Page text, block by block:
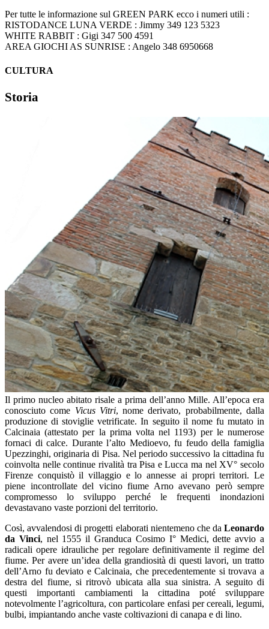
Per tutte le informazione sul GREEN PARK ecco i numeri utili :
RISTODANCE LUNA VERDE : Jimmy 349 123 5323
WHITE RABBIT : Gigi 347 500 4591
AREA GIOCHI AS SUNRISE : Angelo 348 6950668
CULTURA
Storia
Il primo nucleo abitato risale a prima dell’anno Mille. All’epoca era
conosciuto come Vicus Vitri, nome derivato, probabilmente, dalla
produzione di stoviglie vetrificate. In seguito il nome fu mutato in
Calcinaia (attestato per la prima volta nel 1193) per le numerose
fornaci di calce. Durante l’alto Medioevo, fu feudo della famiglia
Upezzinghi, originaria di Pisa. Nel periodo successivo la cittadina fu
coinvolta nelle continue rivalità tra Pisa e Lucca ma nel XV° secolo
Firenze conquistò il villaggio e lo annesse ai propri territori. Le
piene incontrollate del vicino fiume Arno avevano però sempre
compromesso lo sviluppo perché le frequenti inondazioni
devastavano vaste porzioni del territorio.
Così, avvalendosi di progetti elaborati nientemeno che da Leonardo
da Vinci, nel 1555 il Granduca Cosimo I° Medici, dette avvio a
radicali opere idrauliche per regolare definitivamente il regime del
fiume. Per avere un’idea della grandiosità di questi lavori, un tratto
dell’Arno fu deviato e Calcinaia, che precedentemente si trovava a
destra del fiume, si ritrovò ubicata alla sua sinistra. A seguito di
questi importanti cambiamenti la cittadina poté sviluppare
notevolmente l’agricoltura, con particolare enfasi per cereali, legumi,
bulbi, impiantando anche vaste coltivazioni di canapa e di lino.